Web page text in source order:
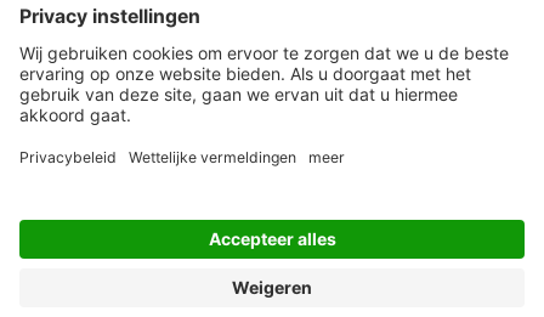
Werken bij ons
Privacy Statement
Algemene Voorwaarden